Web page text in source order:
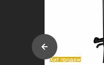
Хит продаж